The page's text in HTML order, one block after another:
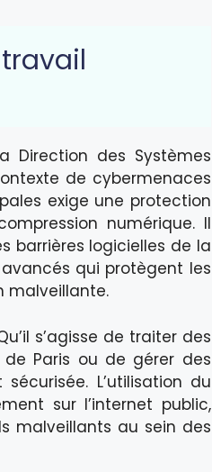
Direction des Systèmes
de cybermenaces
exige une protection
numérique. Il
barrières logicielles de la
qui protègent les
malveillante.
s’agisse de traiter des
de Paris ou de gérer des
L’utilisation du
sur l’internet public,
malveillants au sein des